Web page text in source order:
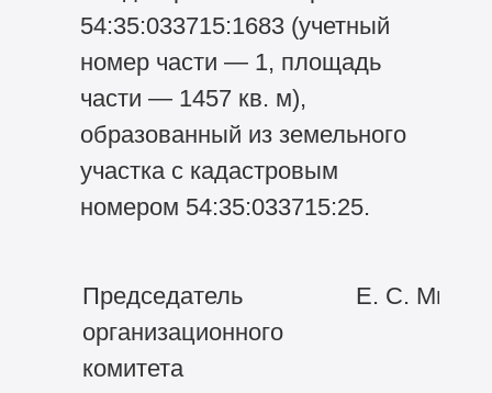
54:35:033715:1683 (учетный
номер части — 1, площадь
части — 1457 кв. м),
образованный из земельного
участка с кадастровым
номером 54:35:033715:25.
Председатель
организационного
комитета
Е. С.